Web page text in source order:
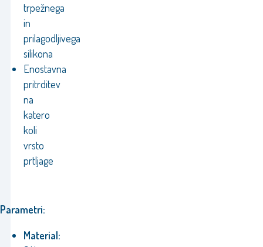
trpežnega
in
prilagodljivega
silikona
Enostavna
pritrditev
na
katero
koli
vrsto
prtljage
Parametri:
Material: